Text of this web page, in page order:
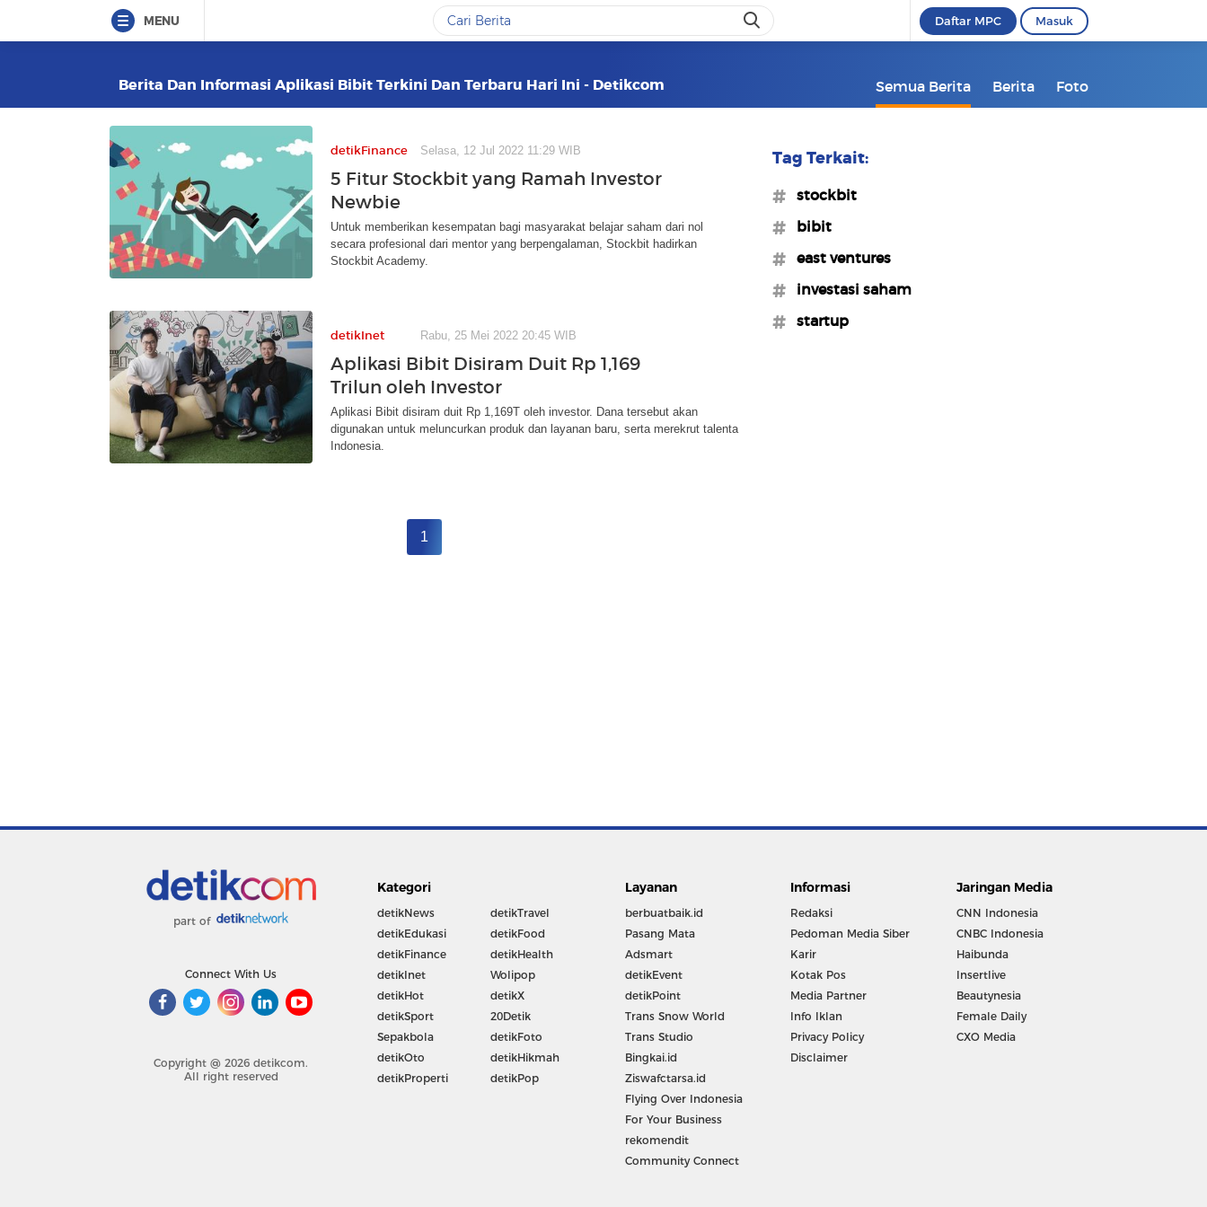
MENU Daftar MPC Masuk
Berita Dan Informasi Aplikasi Bibit Terkini Dan Terbaru Hari Ini - Detikcom Semua Berita Berita Foto
detikFinance Selasa, 12 Jul 2022 11:29 WIB
5 Fitur Stockbit yang Ramah Investor
Newbie
Untuk memberikan kesempatan bagi masyarakat belajar saham dari nol
secara profesional dari mentor yang berpengalaman, Stockbit hadirkan
Stockbit Academy.
detikInet Rabu, 25 Mei 2022 20:45 WIB
Aplikasi Bibit Disiram Duit Rp 1,169
Trilun oleh Investor
Aplikasi Bibit disiram duit Rp 1,169T oleh investor. Dana tersebut akan
digunakan untuk meluncurkan produk dan layanan baru, serta merekrut talenta
Indonesia.
1
Tag Terkait:
#stockbit
#bibit
#east ventures
#investasi saham
#startup
part of
Connect With Us
Copyright @ 2026 detikcom.
All right reserved
Kategori
detikNews
detikEdukasi
detikFinance
detikInet
detikHot
detikSport
Sepakbola
detikOto
detikProperti
detikTravel
detikFood
detikHealth
Wolipop
detikX
20Detik
detikFoto
detikHikmah
detikPop
Layanan
berbuatbaik.id
Pasang Mata
Adsmart
detikEvent
detikPoint
Trans Snow World
Trans Studio
Bingkai.id
Ziswafctarsa.id
Flying Over Indonesia
For Your Business
rekomendit
Community Connect
Informasi
Redaksi
Pedoman Media Siber
Karir
Kotak Pos
Media Partner
Info Iklan
Privacy Policy
Disclaimer
Jaringan Media
CNN Indonesia
CNBC Indonesia
Haibunda
Insertlive
Beautynesia
Female Daily
CXO Media